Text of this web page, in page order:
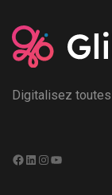
Digitalisez
Facebook
LinkedIn
Instagram